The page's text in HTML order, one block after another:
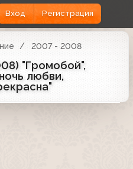
Вход Регистрация
2007 - 2008
"Громобой",
любви,